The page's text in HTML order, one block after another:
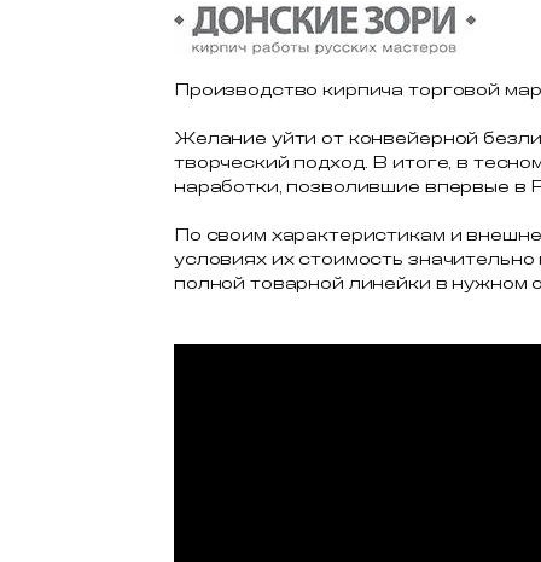
Производство кирпича торговой
Желание уйти от конвейерной
творческий подход. В итоге, в
наработки, позволившие впервые в
По своим характеристикам и
условиях их стоимость
полной товарной линейки в нужном